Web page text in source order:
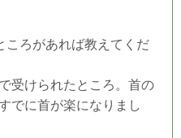
ころがあれば教えてくだ
受けられたところ。首の
でに首が楽になりまし